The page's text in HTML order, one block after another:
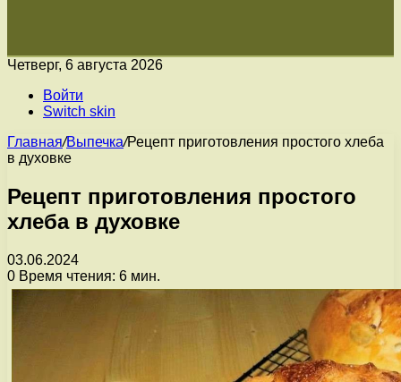
Четверг, 6 августа 2026
Войти
Switch skin
Главная/Выпечка/Рецепт приготовления простого хлеба
в духовке
Рецепт приготовления простого
хлеба в духовке
03.06.2024
0 Время чтения: 6 мин.